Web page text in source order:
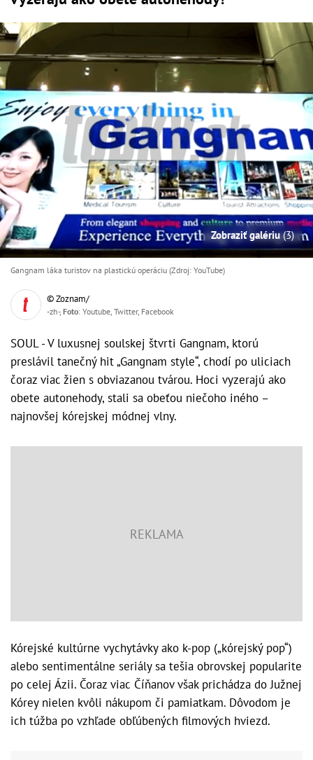
Zobraziť galériu(3)
Gangnam láka turistov na plastickú operáciu (Zdroj: YouTube)
© Zoznam/
-zh-, Foto: Youtube, Twitter, Facebook
SOUL - V luxusnej soulskej štvrti Gangnam, ktorú
preslávil tanečný hit „Gangnam style“, chodí po uliciach
čoraz viac žien s obviazanou tvárou. Hoci vyzerajú ako
obete autonehody, stali sa obeťou niečoho iného –
najnovšej kórejskej módnej vlny.
Kórejské kultúrne vychytávky ako k-pop („kórejský pop“)
alebo sentimentálne seriály sa tešia obrovskej popularite
po celej Ázii. Čoraz viac Číňanov však prichádza do Južnej
Kórey nielen kvôli nákupom či pamiatkam. Dôvodom je
ich túžba po vzhľade obľúbených filmových hviezd.